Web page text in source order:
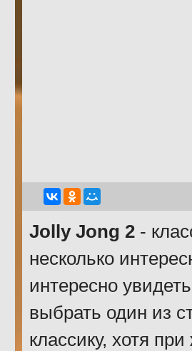
Jolly Jong 2 -
несколько
интересно
выбрать один из
классику, хотя